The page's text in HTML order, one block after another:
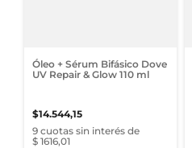
Óleo + Sérum Bifásico Dove
UV Repair & Glow 110 ml
$14.544,15
9 cuotas sin interés de
$ 1616,01